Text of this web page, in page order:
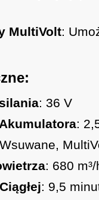
MultiVolt:
: 36 V
:
: 680
: 9,5